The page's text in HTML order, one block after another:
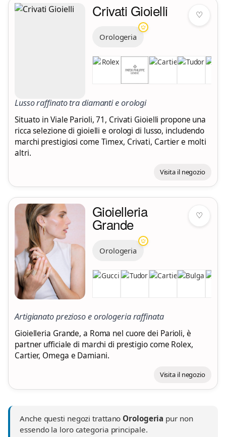
♡
Crivati Gioielli
Orologeria
Lusso raffinato tra diamanti e orologi
Situato in Viale Parioli, 71, Crivati Gioielli propone una
ricca selezione di gioielli e orologi di lusso, includendo
marchi prestigiosi come Timex, Crivati, Cartier e molti
altri.
Visita il negozio
♡
Gioielleria
Grande
Orologeria
Artigianato prezioso e orologeria raffinata
Gioielleria Grande, a Roma nel cuore dei Parioli, è
partner ufficiale di marchi di prestigio come Rolex,
Cartier, Omega e Damiani.
Visita il negozio
Anche questi negozi trattano Orologeria pur non
essendo la loro categoria principale.